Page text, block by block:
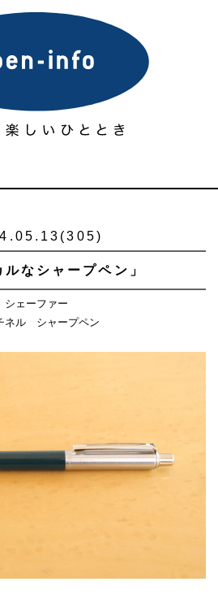
ルなシャープペン」
シェーファー
ネル シャープペン